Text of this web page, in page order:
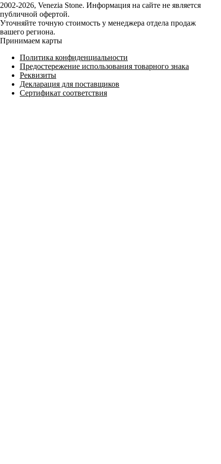
2002-2026, Venezia Stone. Информация на сайте не является
публичной офертой.
Уточняйте точную стоимость у менеджера отдела продаж
вашего региона.
Принимаем карты
Политика конфиденциальности
Предостережение использования товарного знака
Реквизиты
Декларация для поставщиков
Сертификат соответствия